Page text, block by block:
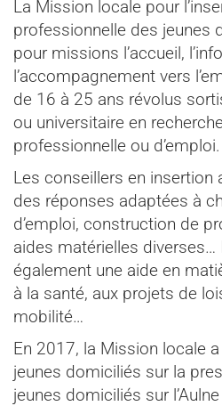
La Mission locale pour
professionnelle des jeunes
pour missions l’accueil,
l’accompagnement vers
de 16 à 25 ans révolus
ou universitaire en
professionnelle ou d’emploi.
Les conseillers en insertion
des réponses adaptées à
d’emploi, construction de
aides matérielles
également une aide en
à la santé, aux projets de
mobilité…
En 2017, la Mission locale
jeunes domiciliés sur la
jeunes domiciliés sur